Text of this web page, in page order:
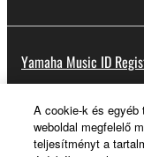
Yamaha Music ID
About Yamaha
A cookie-k és
weboldal megfelelő
teljesítményt a